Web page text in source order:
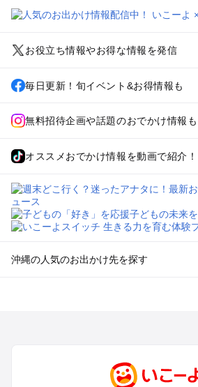
お役立ち情報やお得な情報を発信
毎日更新！旬イベント&お得情報も
無料招待企画や話題のおでかけ情報も
オススメおでかけ情報を動画で紹介！
沖縄の人気のお出かけ先を探す
沖縄南部（糸満・豊見城）のプールお出